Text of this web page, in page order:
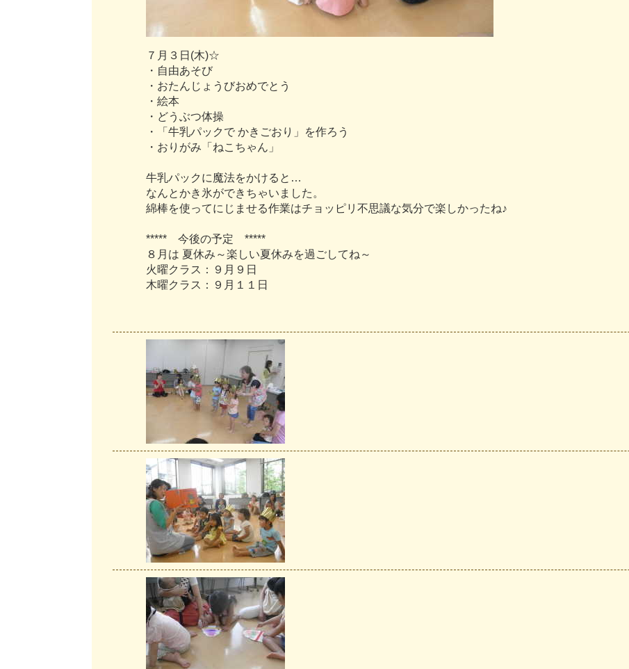
７ 月 ３ 日 (木)☆
・ 自由あそび
・ おた ん じ ょ う びおめでと う
・ 絵本
・ どう ぶつ体操
・
「 牛乳パッ ク で かき ごお り 」 を作ろ う
・ お り がみ 「 ねこ ち ゃ ん 」
牛乳パッ ク に魔法をかける と …
なんとかき 氷ができ ち ゃい ま した 。
綿棒を使ってに じ ま せる作業はチ ョ ッ ピリ 不思議な気分で楽 しかったね♪
***** 今後の予定 *****
８ 月 は 夏休み ～楽 しい夏休みを過 ごしてね ～
火曜ク ラ ス ： ９ 月 ９ 日
木曜ク ラ ス ： ９ 月 １ １ 日